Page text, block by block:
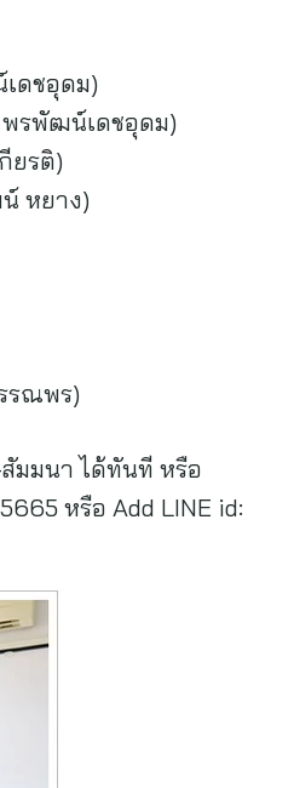
ดชอุดม)
พรพัฒน์เดชอุดม)
ยรติ)
หยาง)
รณพร)
มมนา ได้ทันที หรือ
หรือ Add LINE id: